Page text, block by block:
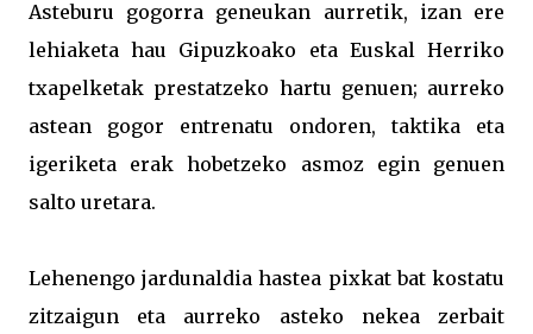
Asteburu gogorra geneukan aurretik, izan ere
lehiaketa hau Gipuzkoako eta Euskal Herriko
txapelketak prestatzeko hartu genuen; aurreko
astean gogor entrenatu ondoren, taktika eta
igeriketa erak hobetzeko asmoz egin genuen
salto uretara.
Lehenengo jardunaldia hastea pixkat bat kostatu
zitzaigun eta aurreko asteko nekea zerbait